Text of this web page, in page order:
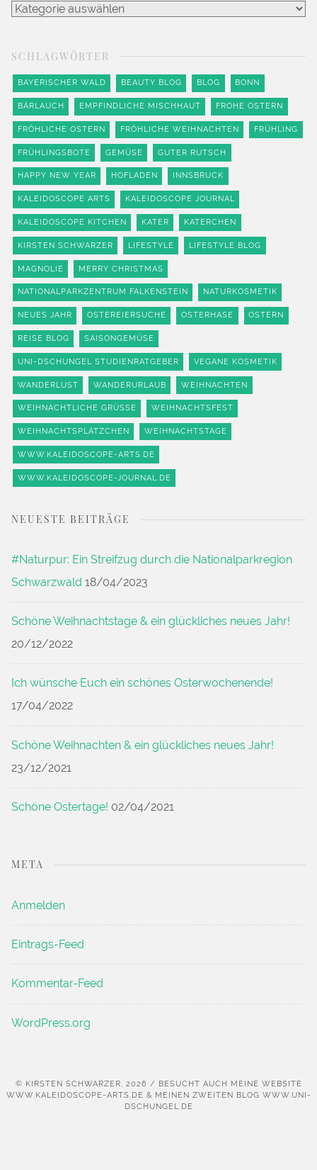
Kategorien
SCHLAGWÖRTER
BAYERISCHER WALD BEAUTY BLOG BLOG BONN
BÄRLAUCH EMPFINDLICHE MISCHHAUT FROHE OSTERN
FRÖHLICHE OSTERN FRÖHLICHE WEIHNACHTEN FRÜHLING
FRÜHLINGSBOTE GEMÜSE GUTER RUTSCH
HAPPY NEW YEAR HOFLADEN INNSBRUCK
KALEIDOSCOPE ARTS KALEIDOSCOPE JOURNAL
KALEIDOSCOPE KITCHEN KATER KATERCHEN
KIRSTEN SCHWARZER LIFESTYLE LIFESTYLE BLOG
MAGNOLIE MERRY CHRISTMAS
NATIONALPARKZENTRUM FALKENSTEIN NATURKOSMETIK
NEUES JAHR OSTEREIERSUCHE OSTERHASE OSTERN
REISE BLOG SAISONGEMÜSE
UNI-DSCHUNGEL STUDIENRATGEBER VEGANE KOSMETIK
WANDERLUST WANDERURLAUB WEIHNACHTEN
WEIHNACHTLICHE GRÜSSE WEIHNACHTSFEST
WEIHNACHTSPLÄTZCHEN WEIHNACHTSTAGE
WWW.KALEIDOSCOPE-ARTS.DE
WWW.KALEIDOSCOPE-JOURNAL.DE
NEUESTE BEITRÄGE
#Naturpur: Ein Streifzug durch die Nationalparkregion
Schwarzwald 18/04/2023
Schöne Weihnachtstage & ein glückliches neues Jahr!
20/12/2022
Ich wünsche Euch ein schönes Osterwochenende!
17/04/2022
Schöne Weihnachten & ein glückliches neues Jahr!
23/12/2021
Schöne Ostertage! 02/04/2021
META
Anmelden
Eintrags-Feed
Kommentar-Feed
WordPress.org
© KIRSTEN SCHWARZER, 2026 / BESUCHT AUCH MEINE WEBSITE
WWW.KALEIDOSCOPE-ARTS.DE & MEINEN ZWEITEN BLOG WWW.UNI-
DSCHUNGEL.DE